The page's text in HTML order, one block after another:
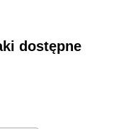
dostępne